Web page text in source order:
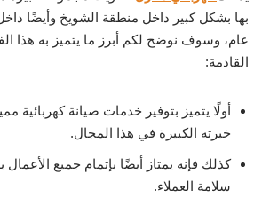
بها بشكل كبير داخل منطقة الشويخ وأيضًا
عام، وسوف نوضح لكم أبرز ما يتميز به هذا
القادمة:
أولًا يتميز بتوفير خدمات صيانة كهربائية
خبرته الكبيرة في هذا المجال.
كذلك فإنه يمتاز أيضًا بإتمام جميع
سلامة العملاء.